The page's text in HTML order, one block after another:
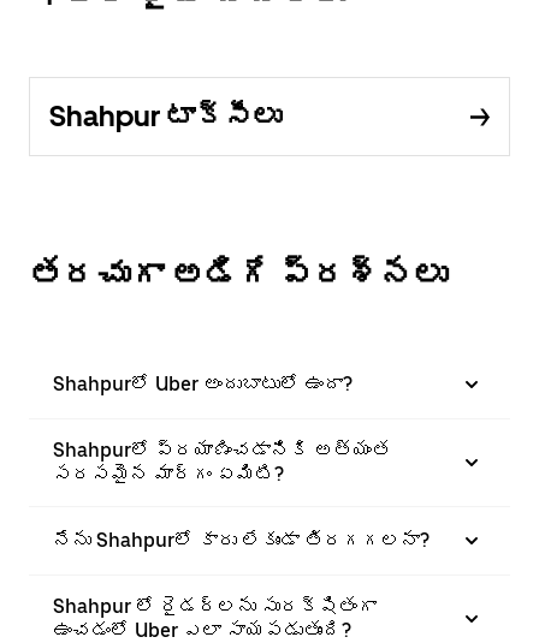
Shahpur టాక్సీలు
తరచుగా అడిగే ప్రశ్నలు
Shahpurలో Uber అందుబాటులో ఉందా?
Shahpurలో ప్రయాణించడానికి అత్యంత
సరసమైన మార్గం ఏమిటి?
నేను Shahpurలో కారు లేకుండా తిరగగలనా?
Shahpur లో రైడర్‌లను సురక్షితంగా
ఉంచడంలో Uber ఎలా సాయపడుతుంది?